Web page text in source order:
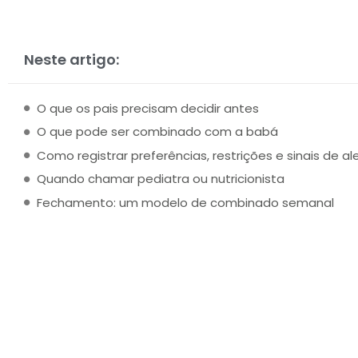
Neste artigo:
O que os pais precisam decidir antes
O que pode ser combinado com a babá
Como registrar preferências, restrições e sinais de
Quando chamar pediatra ou nutricionista
Fechamento: um modelo de combinado semanal